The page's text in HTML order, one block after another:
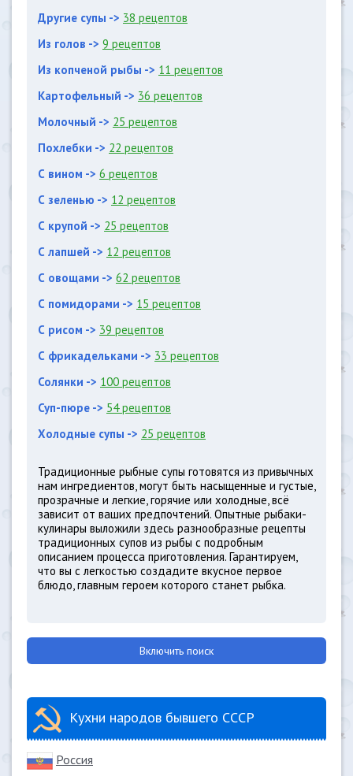
Другие супы -> 38 рецептов
Из голов -> 9 рецептов
Из копченой рыбы -> 11 рецептов
Картофельный -> 36 рецептов
Молочный -> 25 рецептов
Похлебки -> 22 рецептов
С вином -> 6 рецептов
С зеленью -> 12 рецептов
С крупой -> 25 рецептов
С лапшей -> 12 рецептов
С овощами -> 62 рецептов
С помидорами -> 15 рецептов
С рисом -> 39 рецептов
С фрикадельками -> 33 рецептов
Солянки -> 100 рецептов
Суп-пюре -> 54 рецептов
Холодные супы -> 25 рецептов
Традиционные рыбные супы готовятся из привычных
нам ингредиентов, могут быть насыщенные и густые,
прозрачные и легкие, горячие или холодные, всё
зависит от ваших предпочтений. Опытные рыбаки-
кулинары выложили здесь разнообразные рецепты
традиционных супов из рыбы с подробным
описанием процесса приготовления. Гарантируем,
что вы с легкостью создадите вкусное первое
блюдо, главным героем которого станет рыбка.
Включить поиск
Кухни народов бывшего СССР
Россия